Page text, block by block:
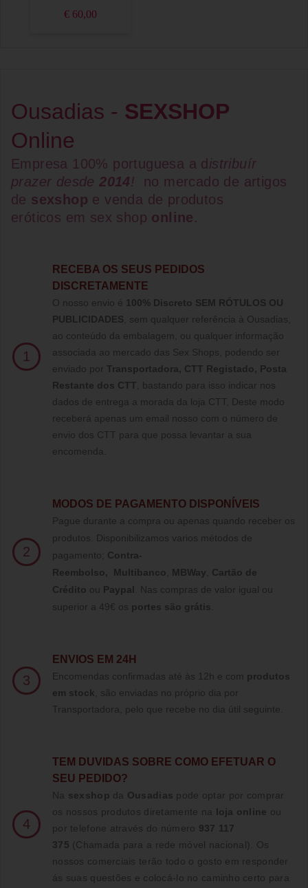
€ 60,00
Ousadias - SEXSHOP
Online
Empresa 100% portuguesa a d istribuír
prazer desde2014!
no mercado de artigos
de sexshop e venda de produtos
eróticos em sex shop online.
1
RECEBA OS SEUS PEDIDOS
DISCRETAMENTE
O nosso envio é 100% Discreto SEM RÓTULOS OU
PUBLICIDADES , sem qualquer referência à Ousadias,
ao conteúdo da embalagem, ou qualquer informação
associada ao mercado das Sex Shops, podendo ser
enviado por Transportadora, CTT Registado, Posta
Restante dos CTT , bastando para isso indicar nos
dados de entrega a morada da loja CTT, Deste modo
receberá apenas um email nosso com o número de
envio dos CTT para que possa levantar a sua
encomenda.
2
MODOS DE PAGAMENTO DISPONÍVEIS
Pague durante a compra ou apenas quando receber os
produtos. Disponibilizamos varios métodos de
pagamento; Contra-
Reembolso, Multibanco MBWay
Cartão de
Crédito ou Paypal
Nas compras de valor igual ou
superior a 49€ os portes são grátis
3
ENVIOS EM 24H
Encomendas confirmadas até às 12h e com produtos
em stock , são enviadas no próprio dia por
Transportadora, pelo que recebe no dia útil seguinte.
4
TE M DUVIDAS SOBRE COMO EFETUAR O
SEU PEDIDO?
Na sexshop da Ousadias pode optar por comprar
os nossos produtos diretamente na loja online ou
por telefone através do número 937 117
375 (Chamada para a rede móvel nacional)
. Os
nossos comerciais terão todo o gosto em responder
ás suas questões e colocá-lo no caminho certo para